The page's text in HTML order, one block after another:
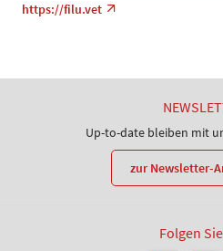
https://filu.vet
Up-to-date bleiben mit
zur Newsletter-
Folgen